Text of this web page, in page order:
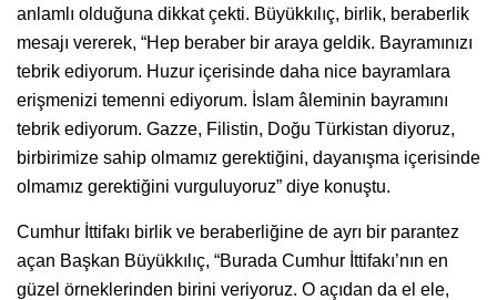
anlamlı olduğuna dikkat çekti. Büyükkılıç, birlik, beraberlik
mesajı vererek, “Hep beraber bir araya geldik. Bayramınızı
tebrik ediyorum. Huzur içerisinde daha nice bayramlara
erişmenizi temenni ediyorum. İslam âleminin bayramını
tebrik ediyorum. Gazze, Filistin, Doğu Türkistan diyoruz,
birbirimize sahip olmamız gerektiğini, dayanışma içerisinde
olmamız gerektiğini vurguluyoruz” diye konuştu.
Cumhur İttifakı birlik ve beraberliğine de ayrı bir parantez
açan Başkan Büyükkılıç, “Burada Cumhur İttifakı’nın en
güzel örneklerinden birini veriyoruz. O açıdan da el ele,